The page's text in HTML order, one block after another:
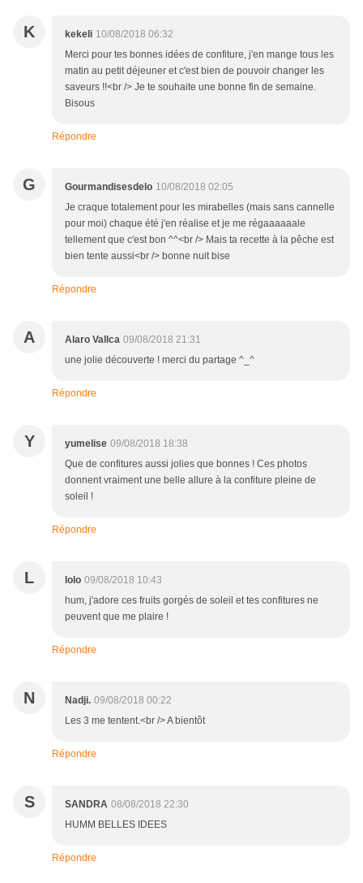
K kekeli 10/08/2018 06:32
Merci pour tes bonnes idées de confiture, j'en mange tous les
matin au petit déjeuner et c'est bien de pouvoir changer les
saveurs !!<br /> Je te souhaite une bonne fin de semaine.
Bisous
Répondre
G Gourmandisesdelo 10/08/2018 02:05
Je craque totalement pour les mirabelles (mais sans cannelle
pour moi) chaque été j'en réalise et je me régaaaaaale
tellement que c'est bon ^^<br /> Mais ta recette à la pêche est
bien tente aussi<br /> bonne nuit bise
Répondre
A Alaro Vallca 09/08/2018 21:31
une jolie découverte ! merci du partage ^_^
Répondre
Y yumelise 09/08/2018 18:38
Que de confitures aussi jolies que bonnes ! Ces photos
donnent vraiment une belle allure à la confiture pleine de
soleil !
Répondre
L lolo 09/08/2018 10:43
hum, j'adore ces fruits gorgés de soleil et tes confitures ne
peuvent que me plaire !
Répondre
N Nadji. 09/08/2018 00:22
Les 3 me tentent.<br /> A bientôt
Répondre
S SANDRA 08/08/2018 22:30
HUMM BELLES IDEES
Répondre